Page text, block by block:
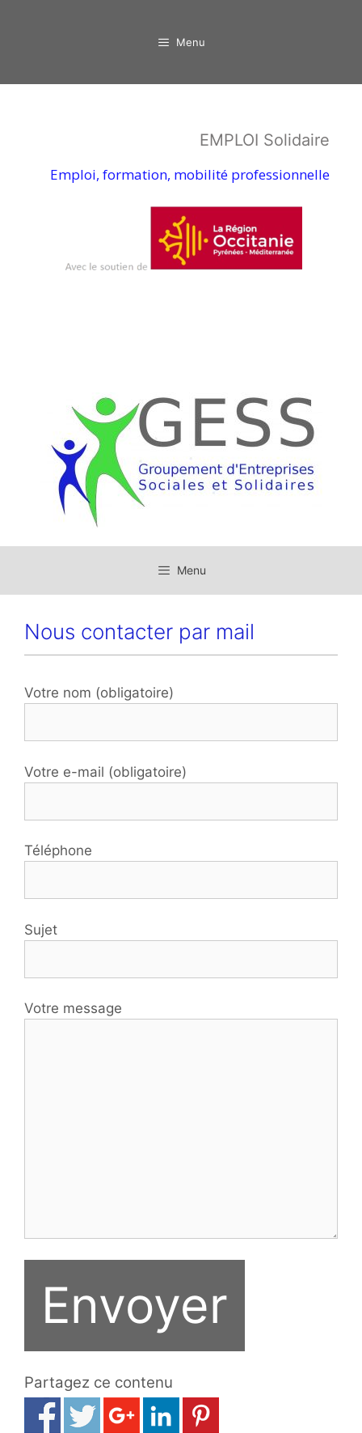
Menu
EMPLOI Solidaire
Emploi, formation, mobilité professionnelle
Menu
Nous contacter par mail
Votre nom (obligatoire)
Votre e-mail (obligatoire)
Téléphone
Sujet
Votre message
Partagez ce contenu